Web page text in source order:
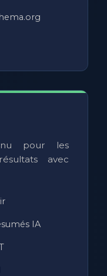
pour les
avec
IA